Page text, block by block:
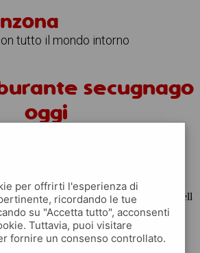
tutto il mondo intorno
secugnago
oggi
total
per offrirti l'esperienza di
ricordando le tue
su "Accetta tutto", acconsenti
Tuttavia, puoi visitare
fornire un consenso controllato.